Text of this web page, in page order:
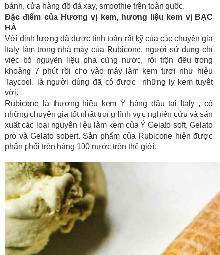
bánh, cửa hàng đồ đá xay, smoothie trên toàn quốc.
Đặc điểm của Hương vị kem, hương liệu kem vị BẠC
HÀ
Với định lượng đã được tính toán rất kỹ của các chuyên gia
Italy làm trong nhà máy của Rubicone, người sử dụng chỉ
việc bỏ nguyên liệu pha cùng nước, rồi trộn đều trong
khoảng 7 phút rồi cho vào máy làm kem tươi như hiệu
Taycool, là người dùng đã có được những ly kem tuyệt
vời.
Rubicone là thương hiệu kem Ý hàng đầu tại Italy , có
những chuyên gia tốt nhất trong lĩnh vực nghiên cứu và sản
xuất các loại nguyên liệu làm kem của Ý Gelato soft, Gelato
pro và Gelato sobert. Sản phẩm của Rubicone hiện được
phân phối trên hàng 100 nước trên thế giới.